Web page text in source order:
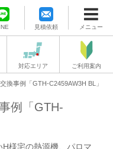
見積依頼 メニュー
対応エリア ご利用案内
換事例「GTH-C2459AW3H BL」
例「GTH-
様宅の熱源機、パロマ